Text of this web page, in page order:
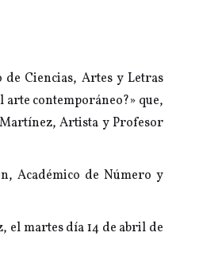
Ciencias, Artes y Letras
contemporáneo?» que,
Artista y Profesor
Académico de Número y
el martes día 14 de abril de